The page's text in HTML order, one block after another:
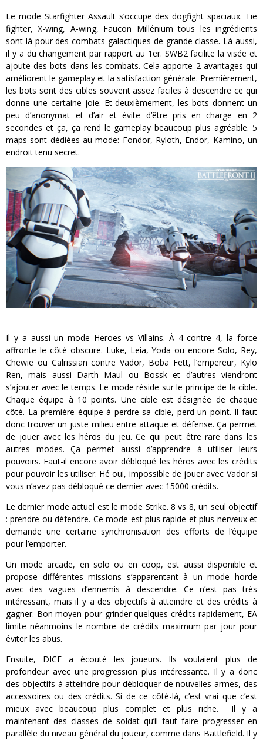
Le mode Starfighter Assault s’occupe des dogfight spaciaux. Tie
fighter, X-wing, A-wing, Faucon Millénium tous les ingrédients
sont là pour des combats galactiques de grande classe. Là aussi,
il y a du changement par rapport au 1er. SWB2 facilite la visée et
ajoute des bots dans les combats. Cela apporte 2 avantages qui
améliorent le gameplay et la satisfaction générale. Premièrement,
les bots sont des cibles souvent assez faciles à descendre ce qui
donne une certaine joie. Et deuxièmement, les bots donnent un
peu d’anonymat et d’air et évite d’être pris en charge en 2
secondes et ça, ça rend le gameplay beaucoup plus agréable. 5
maps sont dédiées au mode: Fondor, Ryloth, Endor, Kamino, un
endroit tenu secret.
Il y a aussi un mode Heroes vs Villains. À 4 contre 4, la force
affronte le côté obscure. Luke, Leia, Yoda ou encore Solo, Rey,
Chewie ou Calrissian contre Vador, Boba Fett, l’empereur, Kylo
Ren, mais aussi Darth Maul ou Bossk et d’autres viendront
s’ajouter avec le temps. Le mode réside sur le principe de la cible.
Chaque équipe à 10 points. Une cible est désignée de chaque
côté. La première équipe à perdre sa cible, perd un point. Il faut
donc trouver un juste milieu entre attaque et défense. Ça permet
de jouer avec les héros du jeu. Ce qui peut être rare dans les
autres modes. Ça permet aussi d’apprendre à utiliser leurs
pouvoirs. Faut-il encore avoir débloqué les héros avec les crédits
pour pouvoir les utiliser. Hé oui, impossible de jouer avec Vador si
vous n’avez pas débloqué ce dernier avec 15000 crédits.
Le dernier mode actuel est le mode Strike. 8 vs 8, un seul objectif
: prendre ou défendre. Ce mode est plus rapide et plus nerveux et
demande une certaine synchronisation des efforts de l’équipe
pour l’emporter.
Un mode arcade, en solo ou en coop, est aussi disponible et
propose différentes missions s’apparentant à un mode horde
avec des vagues d’ennemis à descendre. Ce n’est pas très
intéressant, mais il y a des objectifs à atteindre et des crédits à
gagner. Bon moyen pour grinder quelques crédits rapidement, EA
limite néanmoins le nombre de crédits maximum par jour pour
éviter les abus.
Ensuite, DICE a écouté les joueurs. Ils voulaient plus de
profondeur avec une progression plus intéressante. Il y a donc
des objectifs à atteindre pour débloquer de nouvelles armes, des
accessoires ou des crédits. Si de ce côté-là, c’est vrai que c’est
mieux avec beaucoup plus complet et plus riche. Il y a
maintenant des classes de soldat qu’il faut faire progresser en
parallèle du niveau général du joueur, comme dans Battlefield. Il y